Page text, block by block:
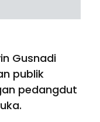
Gusnadi
publik
pedangdut